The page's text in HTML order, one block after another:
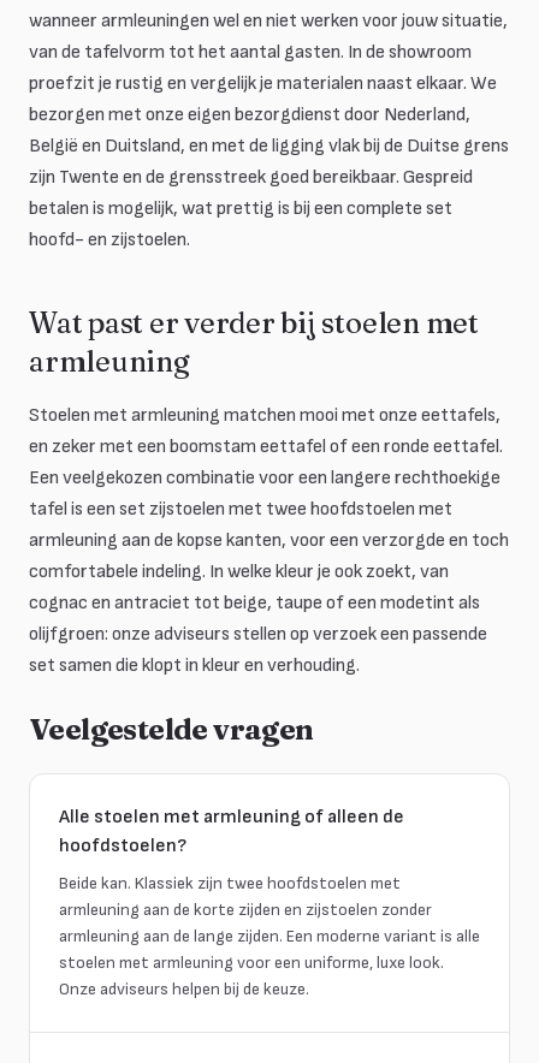
wanneer armleuningen wel en niet werken voor jouw situatie,
van de tafelvorm tot het aantal gasten. In de showroom
proefzit je rustig en vergelijk je materialen naast elkaar. We
bezorgen met onze eigen bezorgdienst door Nederland,
België en Duitsland, en met de ligging vlak bij de Duitse grens
zijn Twente en de grensstreek goed bereikbaar. Gespreid
betalen is mogelijk, wat prettig is bij een complete set
hoofd- en zijstoelen.
Wat past er verder bij stoelen met
armleuning
Stoelen met armleuning matchen mooi met onze eettafels,
en zeker met een boomstam eettafel of een ronde eettafel.
Een veelgekozen combinatie voor een langere rechthoekige
tafel is een set zijstoelen met twee hoofdstoelen met
armleuning aan de kopse kanten, voor een verzorgde en toch
comfortabele indeling. In welke kleur je ook zoekt, van
cognac en antraciet tot beige, taupe of een modetint als
olijfgroen: onze adviseurs stellen op verzoek een passende
set samen die klopt in kleur en verhouding.
Veelgestelde vragen
Alle stoelen met armleuning of alleen de
hoofdstoelen?
Beide kan. Klassiek zijn twee hoofdstoelen met
armleuning aan de korte zijden en zijstoelen zonder
armleuning aan de lange zijden. Een moderne variant is alle
stoelen met armleuning voor een uniforme, luxe look.
Onze adviseurs helpen bij de keuze.